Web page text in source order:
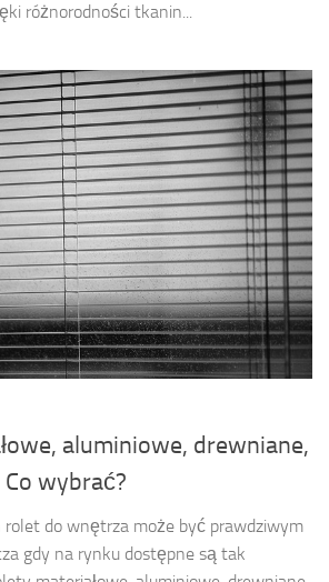
różnorodności tkanin...
aluminiowe, drewniane,
wybrać?
rolet do wnętrza może być prawdziwym
gdy na rynku dostępne są tak